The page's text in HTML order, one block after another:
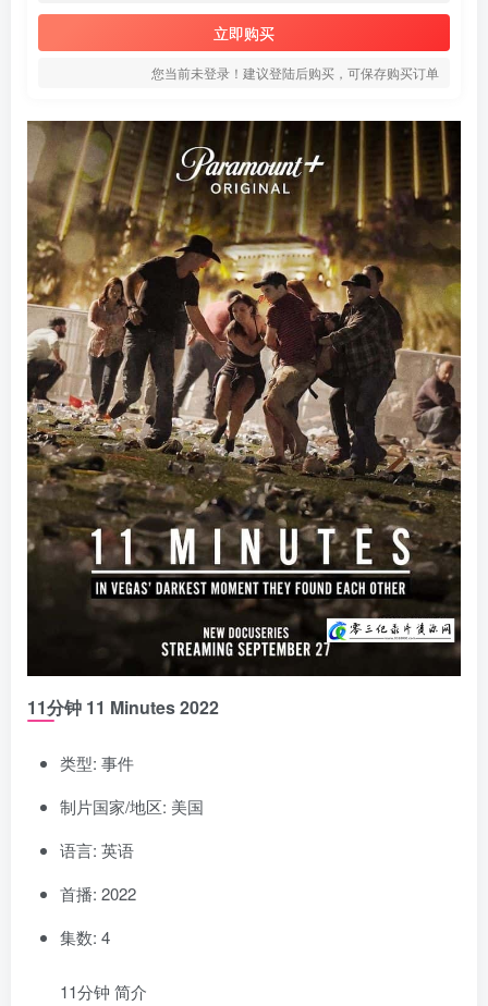
立即购买
您当前未登录！建议登陆后购买，可保存购买订单
11分钟 11 Minutes 2022
类型: 事件
制片国家/地区: 美国
语言: 英语
首播: 2022
集数: 4
11分钟 简介